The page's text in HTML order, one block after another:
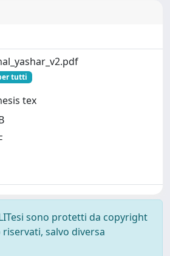
tutti
tex
sono protetti da copyright
salvo diversa